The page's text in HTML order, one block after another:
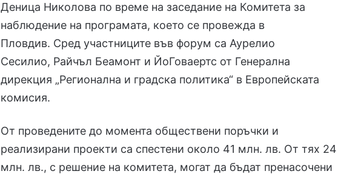
Деница Николова по време на заседание на Комитета за
наблюдение на програмата, което се провежда в
Пловдив. Сред участниците във форум са Аурелио
Сесилио, Райчъл Беамонт и ЙоГоваертс от Генерална
дирекция „Регионална и градска политика“ в Европейската
комисия.
От проведените до момента обществени поръчки и
реализирани проекти са спестени около 41 млн. лв. От тях 24
млн. лв., с решение на комитета, могат да бъдат пренасочени